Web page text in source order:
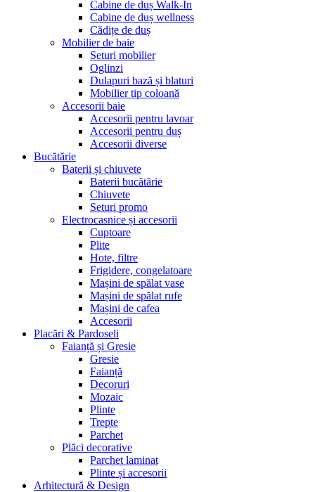
Cabine de duș Walk-In
Cabine de duș wellness
Cădițe de duș
Mobilier de baie
Seturi mobilier
Oglinzi
Dulapuri bază și blaturi
Mobilier tip coloană
Accesorii baie
Accesorii pentru lavoar
Accesorii pentru duș
Accesorii diverse
Bucătărie
Baterii și chiuvete
Baterii bucătărie
Chiuvete
Seturi promo
Electrocasnice și accesorii
Cuptoare
Plite
Hote, filtre
Frigidere, congelatoare
Mașini de spălat vase
Mașini de spălat rufe
Mașini de cafea
Accesorii
Placări & Pardoseli
Faianță și Gresie
Gresie
Faianță
Decoruri
Mozaic
Plinte
Trepte
Parchet
Plăci decorative
Parchet laminat
Plinte și accesorii
Arhitectură & Design